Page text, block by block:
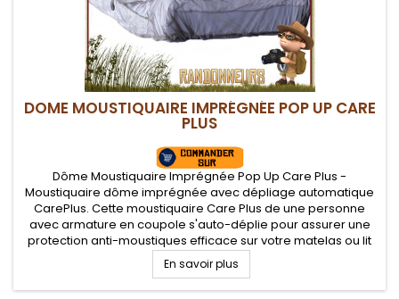
DOME MOUSTIQUAIRE IMPRÉGNÉE POP UP CARE
PLUS
Dôme Moustiquaire Imprégnée Pop Up Care Plus -
Moustiquaire dôme imprégnée avec dépliage automatique
CarePlus. Cette moustiquaire Care Plus de une personne
avec armature en coupole s'auto-déplie pour assurer une
protection anti-moustiques efficace sur votre matelas ou lit
de camp. Idéale en camping et randonnée pour des nuits à
la belle étoile
En savoir plus